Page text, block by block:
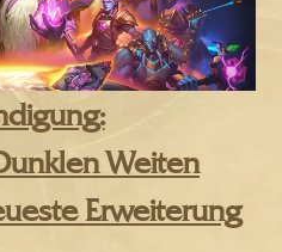
Weiten
Erweiterung